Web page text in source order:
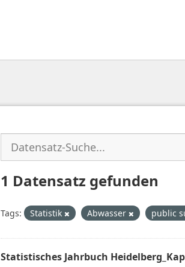
1 Datensatz gefunden
Tags: Statistik Abwasser public
Statistisches Jahrbuch